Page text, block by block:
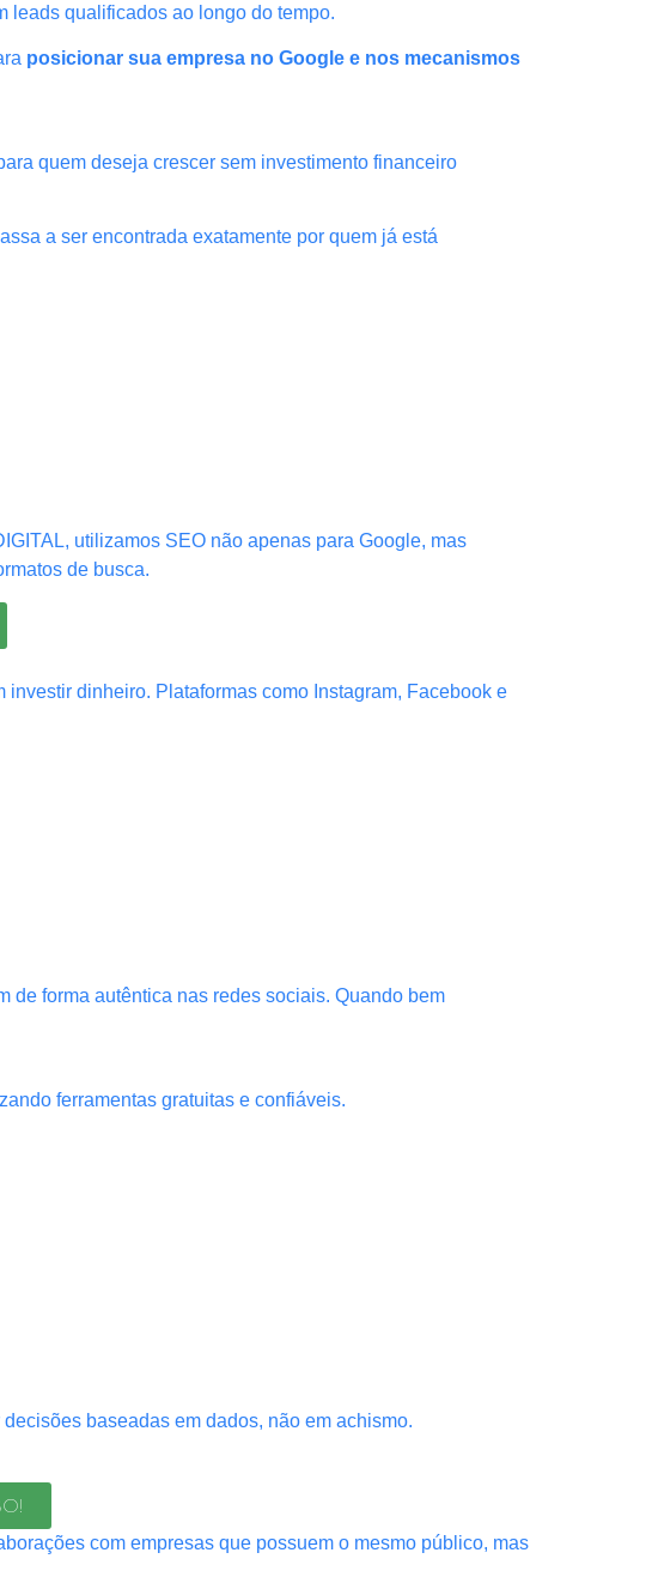
leads qualificados ao longo do tempo.
posicionar sua empresa no Google e nos mecanismos
quem deseja crescer sem investimento financeiro
a ser encontrada exatamente por quem já está
utilizamos SEO não apenas para Google, mas
de busca.
dinheiro. Plataformas como Instagram, Facebook e
de forma autêntica nas redes sociais. Quando bem
ferramentas gratuitas e confiáveis.
baseadas em dados, não em achismo.
com empresas que possuem o mesmo público, mas